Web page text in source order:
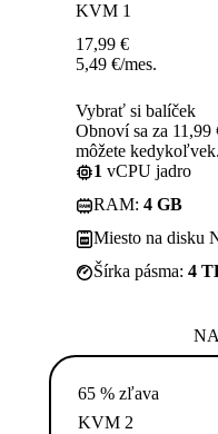
KVM 1
17,99 €
5,49 €/mes.
Vybrať si balíček
Obnoví sa za
môžete kedykoľvek.
1 vCPU jadro
RAM: 4 GB
Miesto na disku
Šírka pásma: 4
65 % zľava
KVM 2